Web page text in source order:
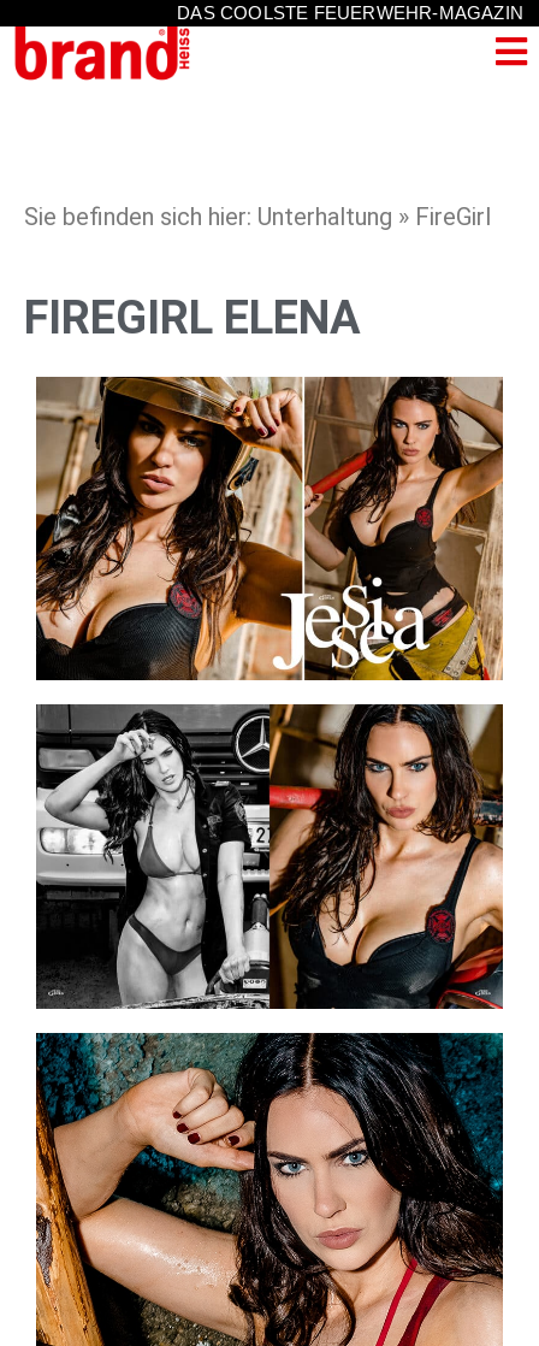
DAS COOLSTE FEUERWEHR-MAGAZIN
Sie befinden sich hier: Unterhaltung » FireGirl
FIREGIRL ELENA